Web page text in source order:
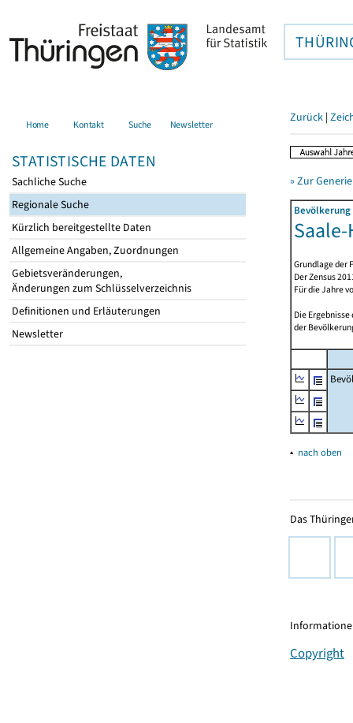
Home Kontakt Suche Newsletter
STATISTISCHE DATEN
Sachliche Suche
Regionale Suche
Kürzlich bereitgestellte Daten
Allgemeine Angaben, Zuordnungen
Gebietsveränderungen,
Änderungen zum Schlüsselverzeichnis
Definitionen und Erläuterungen
Newsletter
Zurück |
» Zur
Grundlage der
Der Zensus
Für die Jahre
Die
der
▴ nach oben
Das
Copyright